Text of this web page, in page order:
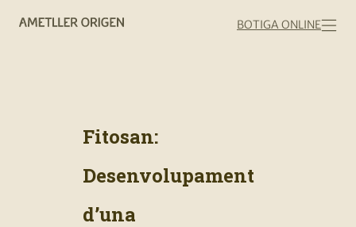
BOTIGA ONLINE
Fitosan:
Desenvolupament
d’una